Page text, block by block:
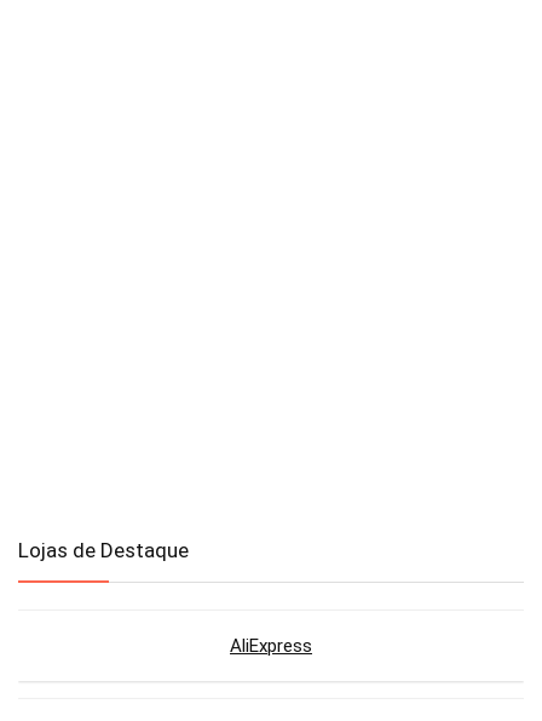
Lojas de Destaque
AliExpress